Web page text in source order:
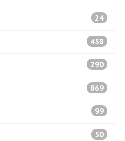
24
458
290
869
99
50